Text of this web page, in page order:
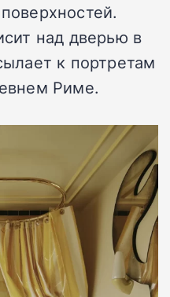
над дверью в
к портретам
Риме.